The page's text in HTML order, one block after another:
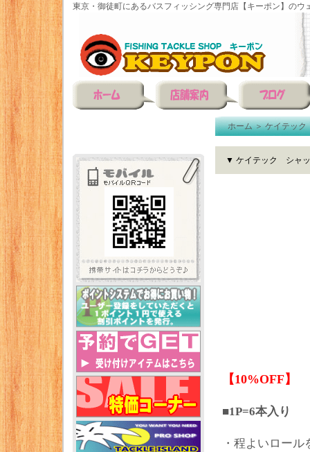
東京・御徒町にあるバスフィッシング専門店【キーポン】のウ
ホーム＞ケイテック
▼ ケイテック シャッ
【10%OFF】
■1P=6本入り
・程よいロー